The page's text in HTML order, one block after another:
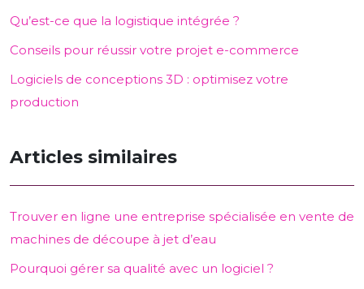
Qu’est-ce que la logistique intégrée ?
Conseils pour réussir votre projet e-commerce
Logiciels de conceptions 3D : optimisez votre
production
Articles similaires
Trouver en ligne une entreprise spécialisée en vente de
machines de découpe à jet d’eau
Pourquoi gérer sa qualité avec un logiciel ?